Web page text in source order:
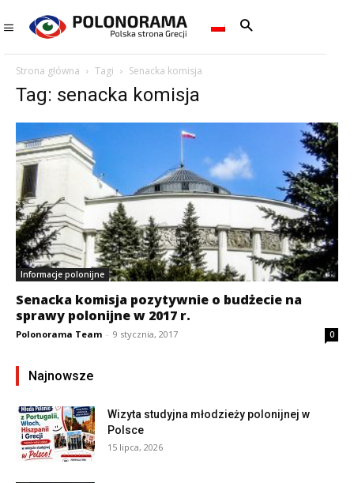
Strona główna Tagi Senacka komisja
Tag: senacka komisja
Informacje polonijne
Senacka komisja pozytywnie o budżecie na
sprawy polonijne w 2017 r.
Polonorama Team - 9 stycznia, 2017 0
Najnowsze
Wizyta studyjna młodzieży polonijnej w
Polsce
15 lipca, 2026